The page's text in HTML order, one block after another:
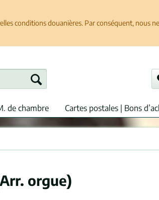
conditions douanières. Par conséquent, nous
de chambre Cartes postales | Bons
orgue)